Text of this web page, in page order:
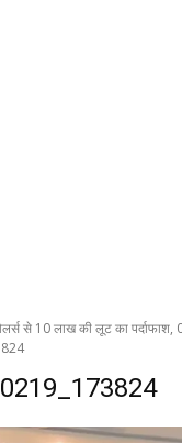
से 10 लाख की लूट का पर्दाफाश,